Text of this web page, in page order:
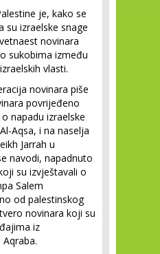
je, kako se
su izraelske snage
novinara
sukobima između
vlasti.
novinara piše
povrijeđeno
napadu izraelske
Aqsa, i na naselja
Jarrah u
navodi, napadnuto
su izvještavali o
Salem
od palestinskog
novinara koji su
iz